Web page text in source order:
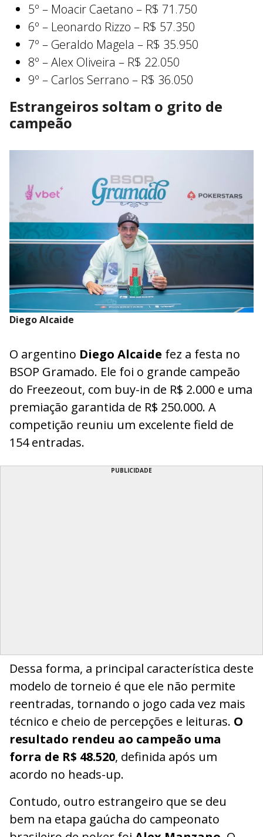
5º – Moacir Caetano – R$ 71.750
6º – Leonardo Rizzo – R$ 57.350
7º – Geraldo Magela – R$ 35.950
8º – Alex Oliveira – R$ 22.050
9º – Carlos Serrano – R$ 36.050
Estrangeiros soltam o grito de
campeão
Diego Alcaide
O argentino Diego Alcaide fez a festa no
BSOP Gramado. Ele foi o grande campeão
do Freezeout, com buy-in de R$ 2.000 e uma
premiação garantida de R$ 250.000. A
competição reuniu um excelente field de
154 entradas.
PUBLICIDADE
Dessa forma, a principal característica deste
modelo de torneio é que ele não permite
reentradas, tornando o jogo cada vez mais
técnico e cheio de percepções e leituras. O
resultado rendeu ao campeão uma
forra de R$ 48.520, definida após um
acordo no heads-up.
Contudo, outro estrangeiro que se deu
bem na etapa gaúcha do campeonato